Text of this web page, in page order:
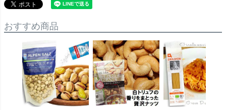
おすすめ商品